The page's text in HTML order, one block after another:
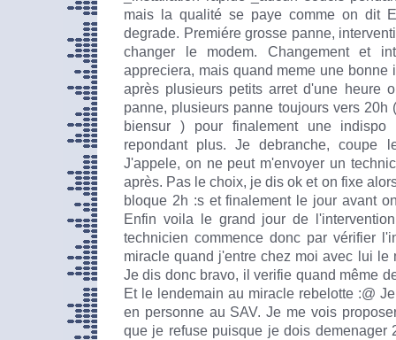
mais la qualité se paye comme on dit
degrade. Premiére grosse panne,
changer le modem. Changement et
appreciera, mais quand meme une bonne
après plusieurs petits arret d'une heure
panne, plusieurs panne toujours vers 20h
biensur ) pour finalement une
repondant plus. Je debranche, coupe
J'appele, on ne peut m'envoyer un
après. Pas le choix, je dis ok et on fixe
bloque 2h :s et finalement le jour avant
Enfin voila le grand jour de
technicien commence donc par vérifier
miracle quand j'entre chez moi avec lui le
Je dis donc bravo, il verifie quand même
Et le lendemain au miracle rebelotte :@
en personne au SAV. Je me vois
que je refuse puisque je dois demenager